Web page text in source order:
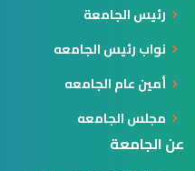
رئيس الجامعة
نواب رئيس الجامعه
أمين عام الجامعه
مجلس الجامعه
عن الجامعة